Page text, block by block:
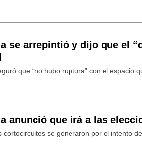
se arrepintió y dijo que el
que “no hubo ruptura” con el espacio
anunció que irá a las
cortocircuitos se generaron por el intento